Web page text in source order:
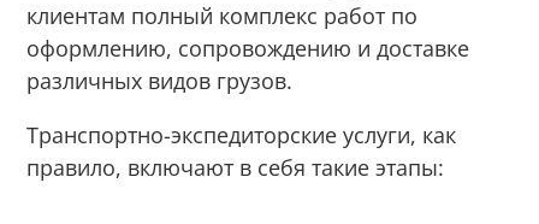
клиентам полный комплекс работ по
оформлению, сопровождению и доставке
различных видов грузов.
Транспортно-экспедиторские услуги, как
правило, включают в себя такие этапы: